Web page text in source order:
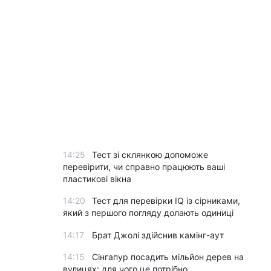
14:25
Тест зі склянкою допоможе
перевірити, чи справно працюють ваші
пластикові вікна
14:20
Тест для перевірки IQ із сірниками,
який з першого погляду долають одиниці
14:17 Брат Джолі здійснив камінг-аут
14:15
Сінгапур посадить мільйон дерев на
вулицях: для чого це потрібно